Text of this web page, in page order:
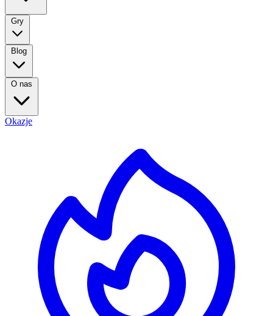
Gry
Blog
O nas
Okazje